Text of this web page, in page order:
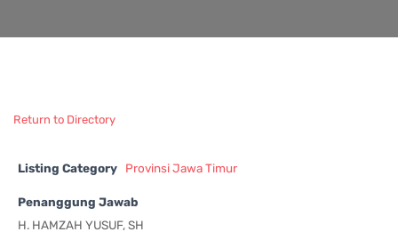
Return to Directory
Listing Category Provinsi Jawa Timur
Penanggung Jawab
H. HAMZAH YUSUF, SH